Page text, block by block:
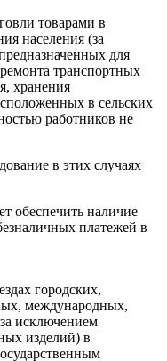
товарами в
населения (за
для
транспортных
хранения
в сельских
работников не
в этих случаях
обеспечить наличие
платежей в
городских,
международных,
исключением
изделий) в